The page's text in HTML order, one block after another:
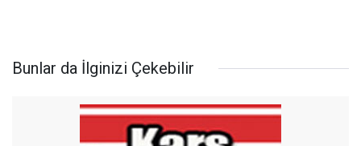
Bunlar da İlginizi Çekebilir